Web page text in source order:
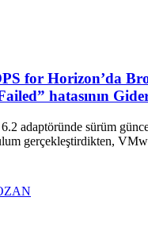
for Horizon’da
hatasının
adaptöründe sürüm
gerçekleştirdikten,